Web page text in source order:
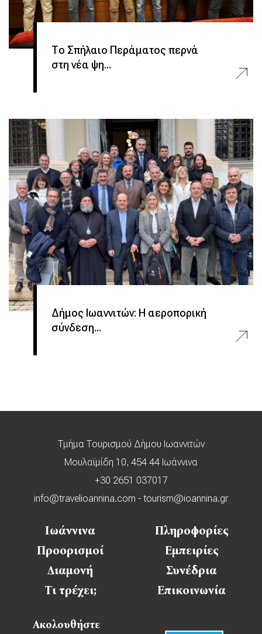
Το Σπήλαιο Περάματος περνά
στη νέα ψη...
Δήμος Ιωαννιτών: Η αεροπορική
σύνδεση...
Τμήμα Τουρισμού Δήμου Ιωαννιτών
Μουλαϊμίδη 10, 454 44 Ιωάννινα
+30 2651 037017
info@travelioannina.com - tourism@ioannina.gr
Ιωάννινα
Πληροφορίες
Προορισμοί
Εμπειρίες
Διαμονή
Συνέδρια
Τι τρέχει;
Επικοινωνία
Ακολουθήστε